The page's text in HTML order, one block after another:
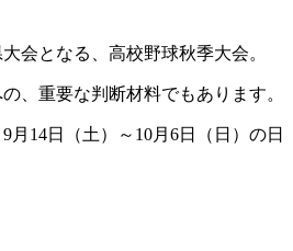
会となる、高校野球秋季大会。
、重要な判断材料でもあります。
月14日（土）～10月6日（日）の日